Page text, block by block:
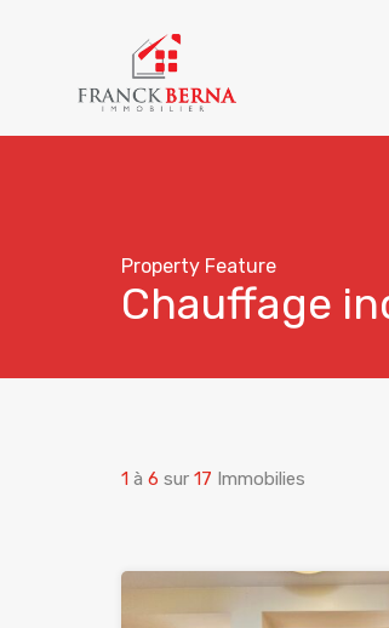
Property Feature
Chauffage
1 à 6 sur 17 Immobilies